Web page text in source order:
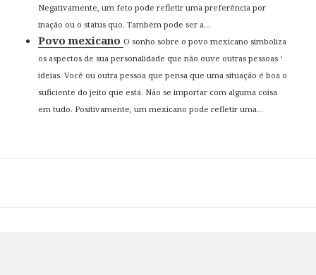
Negativamente, um feto pode refletir uma preferência por
inação ou o status quo. Também pode ser a...
Povo mexicano O sonho sobre o povo mexicano simboliza
os aspectos de sua personalidade que não ouve outras pessoas ‘
ideias. Você ou outra pessoa que pensa que uma situação é boa o
suficiente do jeito que está. Não se importar com alguma coisa
em tudo. Positivamente, um mexicano pode refletir uma...